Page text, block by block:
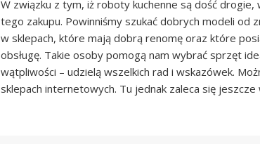
W związku z tym, iż roboty kuchenne są dość
tego zakupu. Powinniśmy szukać dobrych modeli od
w sklepach, które mają dobrą renomę oraz które
obsługę. Takie osoby pomogą nam wybrać sprzęt
wątpliwości – udzielą wszelkich rad i wskazówek.
sklepach internetowych. Tu jednak zaleca się jeszcze